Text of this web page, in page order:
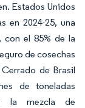
Estados Unidos
en 2024-25, una
con el 85% de la
de cosechas
de Brasil
de toneladas
la mezcla de